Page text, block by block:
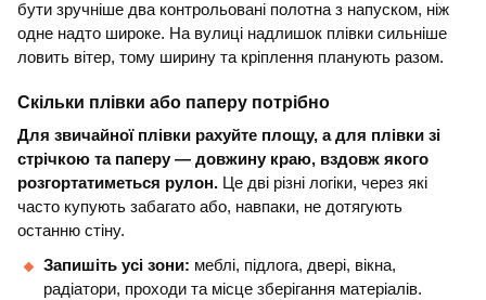
бути зручніше два контрольовані полотна з напуском, ніж
одне надто широке. На вулиці надлишок плівки сильніше
ловить вітер, тому ширину та кріплення планують разом.
Скільки плівки або паперу потрібно
Для звичайної плівки рахуйте площу, а для плівки зі
стрічкою та паперу — довжину краю, вздовж якого
розгортатиметься рулон. Це дві різні логіки, через які
часто купують забагато або, навпаки, не дотягують
останню стіну.
Запишіть усі зони: меблі, підлога, двері, вікна,
радіатори, проходи та місце зберігання матеріалів.